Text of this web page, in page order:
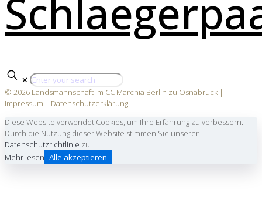
✕
© 2026 Landsmannschaft im CC Marchia Berlin zu Osnabrück |
Impressum | Datenschutzerklärung
Diese Website verwendet Cookies, um Ihre Erfahrung zu verbessern.
Durch die Nutzung dieser Website stimmen Sie unserer
Datenschutzrichtlinie zu.
Mehr lesen Alle akzeptieren